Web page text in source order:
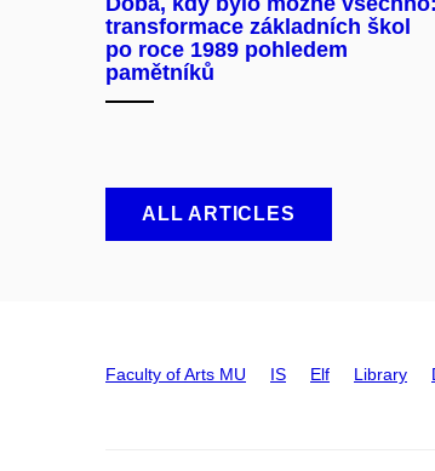
transformace základních škol
po roce 1989 pohledem
pamětníků
ALL ARTICLES
Faculty of Arts MU IS Elf Library